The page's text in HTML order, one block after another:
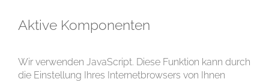
Aktive Komponenten
Wir verwenden JavaScript. Diese Funktion kann durch
die Einstellung Ihres Internetbrowsers von Ihnen